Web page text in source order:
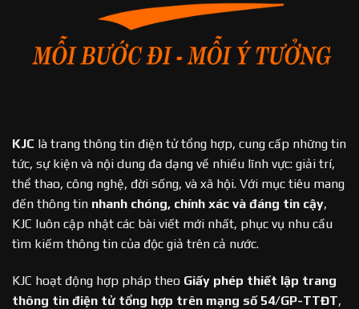
KJC là trang thông tin điện tử tổng hợp, cung cấp những tin
tức, sự kiện và nội dung đa dạng về nhiều lĩnh vực: giải trí,
thể thao, công nghệ, đời sống, và xã hội. Với mục tiêu mang
đến thông tin nhanh chóng, chính xác và đáng tin cậy,
KJC luôn cập nhật các bài viết mới nhất, phục vụ nhu cầu
tìm kiếm thông tin của độc giả trên cả nước.
KJC hoạt động hợp pháp theo Giấy phép thiết lập trang
thông tin điện tử tổng hợp trên mạng số 54/GP-TTĐT,